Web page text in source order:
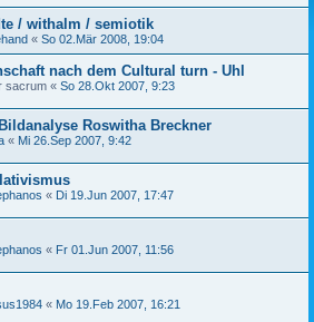
/ withalm / semiotik
« So 02.Mär 2008, 19:04
nach dem Cultural turn - Uhl
sacrum « So 28.Okt 2007, 9:23
Roswitha Breckner
« Mi 26.Sep 2007, 9:42
« Di 19.Jun 2007, 17:47
« Fr 01.Jun 2007, 11:56
« Mo 19.Feb 2007, 16:21